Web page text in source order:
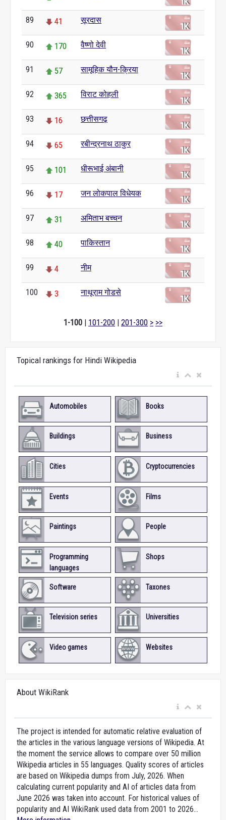
89 41 सूरदास
90 170 वैष्णो देवी
91 57 सामूहिक यौन-क्रिया
92 365 विराट कोहली
93 16 छत्तीसगढ़
94 65 रबीन्द्रनाथ ठाकुर
95 101 धीरूभाई अंबानी
96 17 जन लोकपाल विधेयक
97 31 अमिताभ बच्चन
98 40 पाकिस्तान
99 4 नीम
100 3 नाथूराम गोडसे
1-100 | 101-200 | 201-300 > >>
Topical rankings for Hindi Wikipedia
Automobiles Books
Buildings Business
Cities Cryptocurrencies
Events Films
Paintings People
Programming
languages
Shops
Software Taxones
Television series Universities
Video games Websites
About WikiRank
The project is intended for automatic relative evaluation of
the articles in the various language versions of Wikipedia. At
the moment the service allows to compare over 50 million
Wikipedia articles in 55 languages. Quality scores of articles
are based on Wikipedia dumps from July, 2026. When
calculating current popularity and AI of articles data from
June 2026 was taken into account. For historical values of
popularity and AI WikiRank used data from 2001 to 2026...